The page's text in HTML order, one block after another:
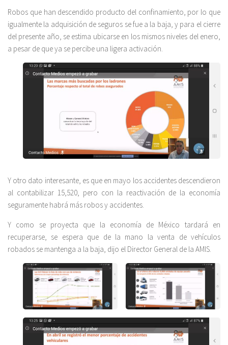
Robos que han descendido producto del confinamiento, por lo que
igualmente la adquisición de seguros se fue a la baja, y para el cierre
del presente año, se estima ubicarse en los mismos niveles del enero,
a pesar de que ya se percibe una ligera activación.
Y otro dato interesante, es que en mayo los accidentes descendieron
al contabilizar 15,520, pero con la reactivación de la economía
seguramente habrá más robos y accidentes.
Y como se proyecta que la economía de México tardará en
recuperarse, se espera que de la mano la venta de vehículos
robados se mantenga a la baja, dijo el Director General de la AMIS.